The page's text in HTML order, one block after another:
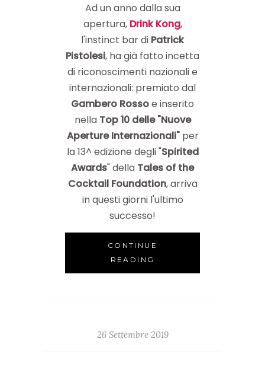
Ad un anno dalla sua
apertura, Drink Kong,
l'instinct bar di Patrick
Pistolesi, ha già fatto incetta
di riconoscimenti nazionali e
internazionali: premiato dal
Gambero Rossoe inserito
nella Top 10 delle "Nuove
Aperture Internazionali"per
la 13^ edizione degli "Spirited
Awards" della Tales of the
Cocktail Foundation, arriva
in questi giorni l'ultimo
successo!
CONTINUE
READING
26 Settembre 2019